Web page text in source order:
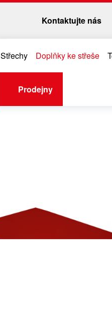
Kontaktujte nás
Střechy Doplňky ke střeše
Prodejny